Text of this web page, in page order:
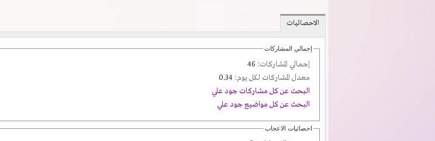
الاحصائيات
إجمالي المشاركات
إجمالي المشاركات:
معدل المشاركات لكل يوم:
البحث عن كل مشاركات جود علي
البحث عن كل مواضيع جود علي
احصائيات الاعجاب